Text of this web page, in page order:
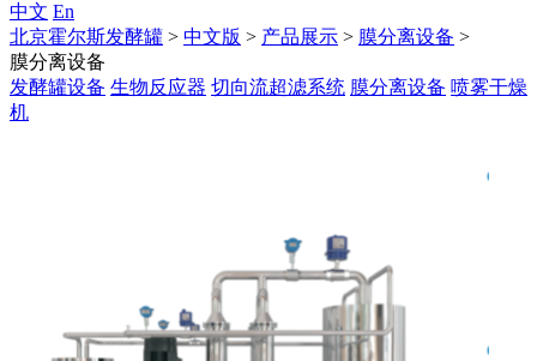
中文 En
北京霍尔斯发酵罐 > 中文版 > 产品展示 > 膜分离设备 >
膜分离设备
发酵罐设备 生物反应器 切向流超滤系统 膜分离设备 喷雾干燥
机